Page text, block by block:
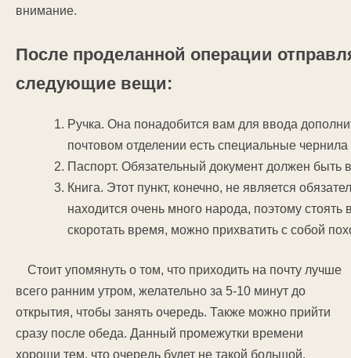
внимание.
После проделанной операции
следующие вещи:
Ручка. Она понадобится вам для ввода
почтовом отделении есть специальные
Паспорт. Обязательный документ должен быть
Книга. Этот пункт, конечно, не является
находится очень много народа, поэтому
скоротать время, можно прихватить с собой
Стоит упомянуть о том, что приходить на почту лучше
всего ранним утром, желательно за 5-10 минут до
открытия, чтобы занять очередь. Также можно прийти
сразу после обеда. Данный промежутки времени
хороши тем, что очередь будет не такой большой.